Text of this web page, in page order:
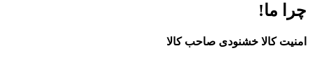
چرا ما!
امنیت کالا خشنودی صاحب کالا